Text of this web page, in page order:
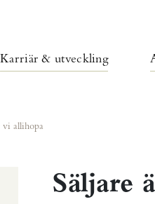
Karriär & utveckling
vi allihopa
Säljare